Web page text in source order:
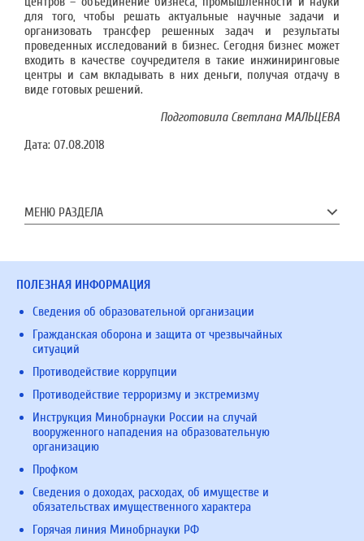
для того, чтобы решать актуальные научные задачи и
организовать трансфер решенных задач и результаты
проведенных исследований в бизнес. Сегодня бизнес может
входить в качестве соучредителя в такие инжиниринговые
центры и сам вкладывать в них деньги, получая отдачу в
виде готовых решений.
Подготовила Светлана МАЛЬЦЕВА
Дата: 07.08.2018
МЕНЮ РАЗДЕЛА
ПОЛЕЗНАЯ ИНФОРМАЦИЯ
Сведения об образовательной организации
Гражданская оборона и защита от чрезвычайных
ситуаций
Противодействие коррупции
Противодействие терроризму и экстремизму
Инструкция Минобрнауки России на случай
вооруженного нападения на образовательную
организацию
Профком
Сведения о доходах, расходах, об имуществе и
обязательствах имущественного характера
Горячая линия Минобрнауки РФ